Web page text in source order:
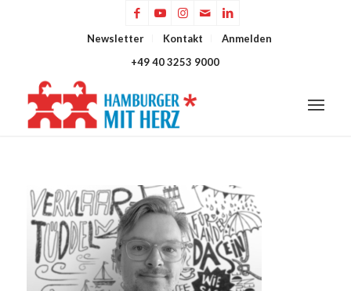
Newsletter Kontakt
Anmelden
+49 40 3253 9000